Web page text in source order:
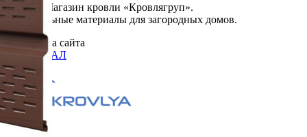
© 2026. Магазин кровли «Кровлягруп».
Строительные материалы для загородных домов.
Разработка сайта
ОРИГИНАЛ
Меню